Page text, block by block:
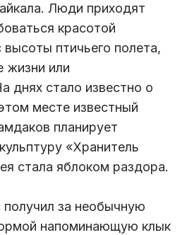
Люди приходят
красотой
птичьего полета,
жизни или
днях стало известно о
месте известный
планирует
«Хранитель
стала яблоком раздора.
за необычную
напоминающую клык